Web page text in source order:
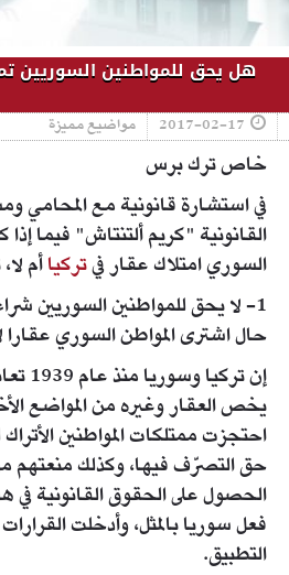
هل يحق للمواطنين السوريين
2017-02-17 مواضيع مميزة
خاص ترك برس
في استشارة قانونية مع المحامي
القانونية "كريم ألتنتاش" فيما
السوري امتلاك عقار فيتركياأم
1- لا يحق للمواطنين السوريين
حال اشترى المواطن السوري
إن
يخص العقار وغيره من المواضع
احتجزت ممتلكات المواطنين
حق التصرّف فيها، وكذلك منعتهم
الحصول على الحقوق القانونية في
فعل سوريا بالمثل، وأدخلت
التطبيق.